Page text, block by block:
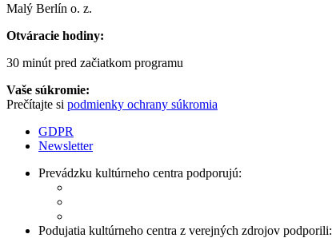
Malý Berlín o. z.
Otváracie hodiny:
30 minút pred začiatkom programu
Vaše súkromie:
Prečítajte si podmienky ochrany súkromia
GDPR
Newsletter
Prevádzku kultúrneho centra podporujú:
Podujatia kultúrneho centra z verejných zdrojov podporili: